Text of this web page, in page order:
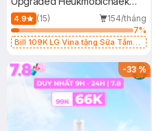
Oriental Hair Dye Cream -
Natural Brown
4.9 (15)
154/tháng
7%
Bill 109K LG Vina tặng Sữa Tắm
(SL có hạn)
-33%